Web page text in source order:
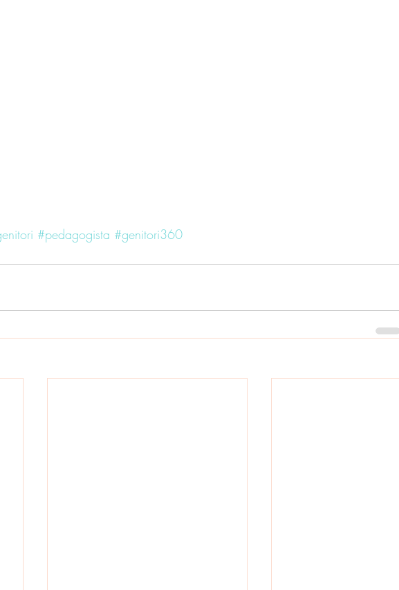
#pedagogista #genitori360